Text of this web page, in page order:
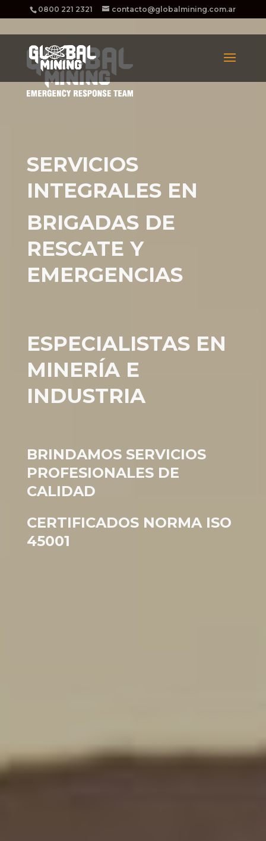
0800 221 2321 contacto@globalmining.com.ar
SERVICIOS
INTEGRALES EN
BRIGADAS DE
RESCATE Y
EMERGENCIAS
ESPECIALISTAS EN
MINERÍA E
INDUSTRIA
BRINDAMOS SERVICIOS
PROFESIONALES DE
CALIDAD
CERTIFICADOS NORMA ISO
45001